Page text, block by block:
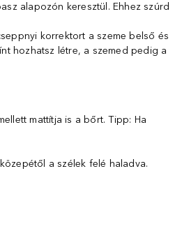
alapozón keresztül. Ehhez szúrd
korrektort a szeme belső és
hozhatsz létre, a szemed pedig a
mattítja is a bőrt. Tipp: Ha
a szélek felé haladva.